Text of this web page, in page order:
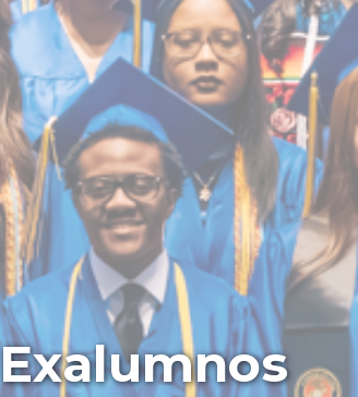
Exalumnos